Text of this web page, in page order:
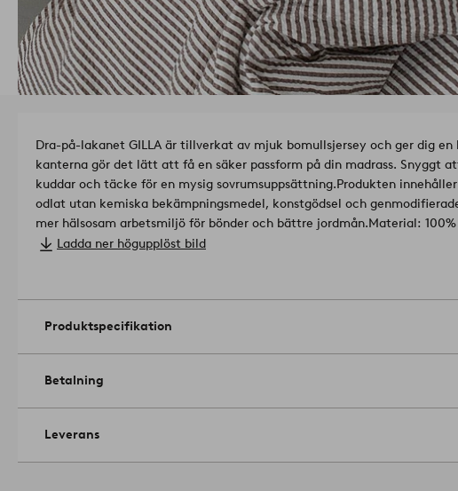
Dra-på-lakanet GILLA är tillverkat av mjuk bomullsjersey och ger dig en
kanterna gör det lätt att få en säker passform på din madrass. Snyggt
kuddar och täcke för en mysig sovrumsuppsättning.Produkten
odlat utan kemiska bekämpningsmedel, konstgödsel och
mer hälsosam arbetsmiljö för bönder och bättre jordmån.
Material:
Gramvikt: 150 g/m².
Passar madrasser upp till 23 cm.Tvättas före användning. Maskintvätt
Torktumla i normal temperatur. Stryk på låg temp. Högsta temp.100°C.
Ladda ner högupplöst bild
Produktspecifikation
Betalning
Leverans